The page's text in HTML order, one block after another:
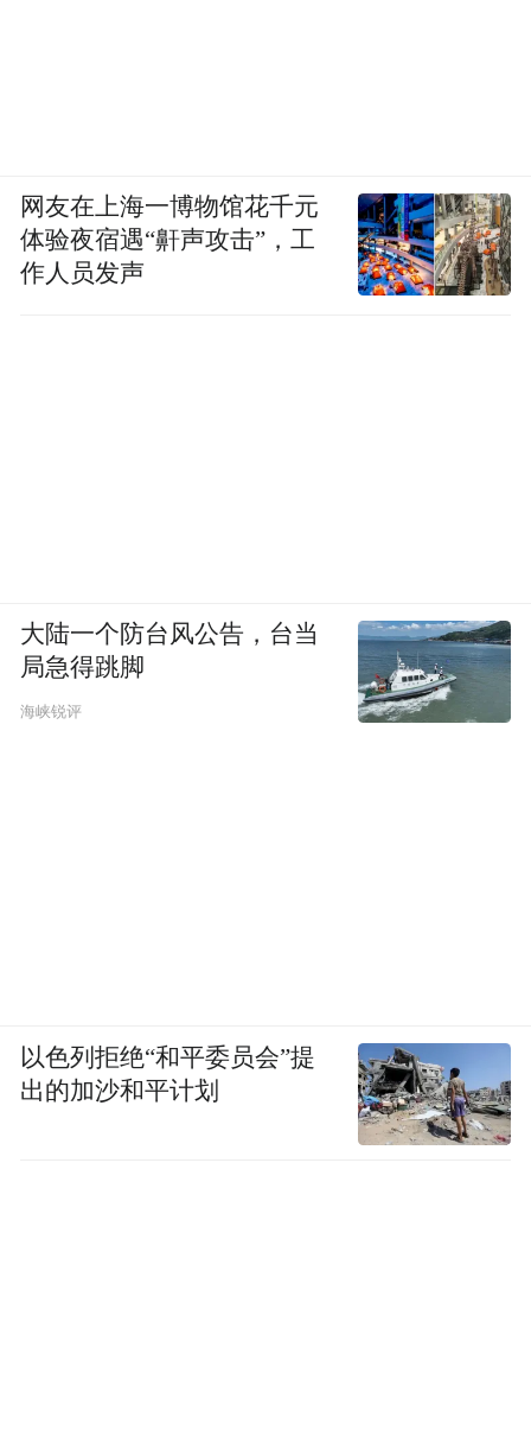
网友在上海一博物馆花千元
体验夜宿遇“鼾声攻击”，工
作人员发声
大陆一个防台风公告，台当
局急得跳脚
海峡锐评
以色列拒绝“和平委员会”提
出的加沙和平计划